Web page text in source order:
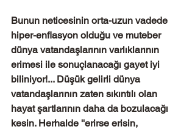
Bunun neticesinin orta-uzun vadede
hiper-enflasyon olduğu ve muteber
dünya vatandaşlarının varlıklarının
erimesi ile sonuçlanacağı gayet iyi
biliniyor!... Düşük gelirli dünya
vatandaşlarının zaten sıkıntılı olan
hayat şartlarının daha da bozulacağı
kesin. Herhalde ''erirse erisin,